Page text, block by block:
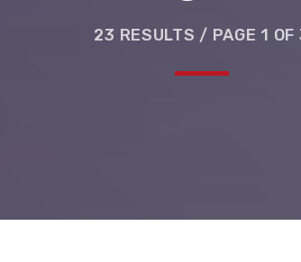
23 RESULTS / PAGE 1 OF